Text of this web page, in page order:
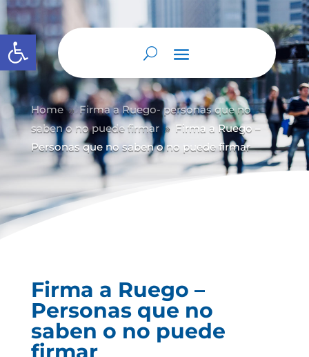
Abrir barra de herramientas
Home 9 Firma a Ruego- personas que no
saben o no puede firmar 9
Firma a Ruego –
Personas que no saben o no puede firmar
Firma a Ruego –
Personas que no
saben o no puede
firmar